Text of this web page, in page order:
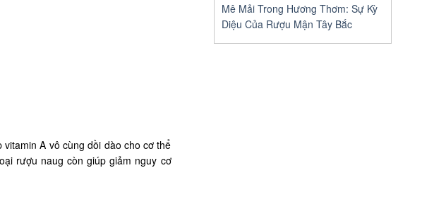
A vô cùng dồi dào cho cơ thể
rượu naug còn giúp giảm nguy cơ
Mê Mải Trong Hương Thơm: Sự Kỳ
Diệu Của Rượu Mận Tây Bắc